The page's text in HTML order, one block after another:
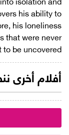
his ability to
his loneliness
that were never
be uncovered.
أفلام أخرى